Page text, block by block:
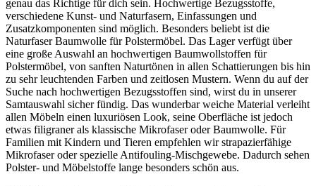
genau das Richtige für dich sein. Hochwertige Bezugsstoffe,
verschiedene Kunst- und Naturfasern, Einfassungen und
Zusatzkomponenten sind möglich. Besonders beliebt ist die
Naturfaser Baumwolle für Polstermöbel. Das Lager verfügt über
eine große Auswahl an hochwertigen Baumwollstoffen für
Polstermöbel, von sanften Naturtönen in allen Schattierungen bis hin
zu sehr leuchtenden Farben und zeitlosen Mustern. Wenn du auf der
Suche nach hochwertigen Bezugsstoffen sind, wirst du in unserer
Samtauswahl sicher fündig. Das wunderbar weiche Material verleiht
allen Möbeln einen luxuriösen Look, seine Oberfläche ist jedoch
etwas filigraner als klassische Mikrofaser oder Baumwolle. Für
Familien mit Kindern und Tieren empfehlen wir strapazierfähige
Mikrofaser oder spezielle Antifouling-Mischgewebe. Dadurch sehen
Polster- und Möbelstoffe lange besonders schön aus.